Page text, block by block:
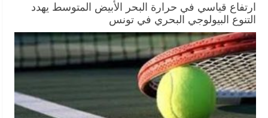
ارتفاع قياسي في حرارة البحر الأبيض المتوسط يهدد
التنوع البيولوجي البحري في تونس